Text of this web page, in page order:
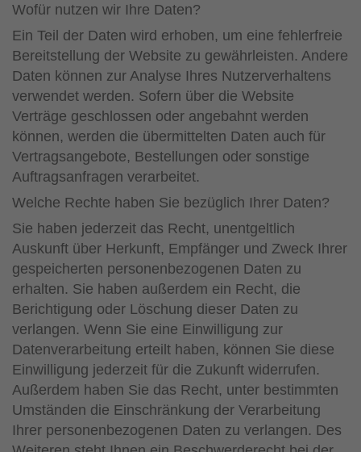
Wofür nutzen wir Ihre Daten?
Ein Teil der Daten wird erhoben, um eine fehlerfreie
Bereitstellung der Website zu gewährleisten. Andere
Daten können zur Analyse Ihres Nutzerverhaltens
verwendet werden. Sofern über die Website
Verträge geschlossen oder angebahnt werden
können, werden die übermittelten Daten auch für
Vertragsangebote, Bestellungen oder sonstige
Auftragsanfragen verarbeitet.
Welche Rechte haben Sie bezüglich Ihrer Daten?
Sie haben jederzeit das Recht, unentgeltlich
Auskunft über Herkunft, Empfänger und Zweck Ihrer
gespeicherten personenbezogenen Daten zu
erhalten. Sie haben außerdem ein Recht, die
Berichtigung oder Löschung dieser Daten zu
verlangen. Wenn Sie eine Einwilligung zur
Datenverarbeitung erteilt haben, können Sie diese
Einwilligung jederzeit für die Zukunft widerrufen.
Außerdem haben Sie das Recht, unter bestimmten
Umständen die Einschränkung der Verarbeitung
Ihrer personenbezogenen Daten zu verlangen. Des